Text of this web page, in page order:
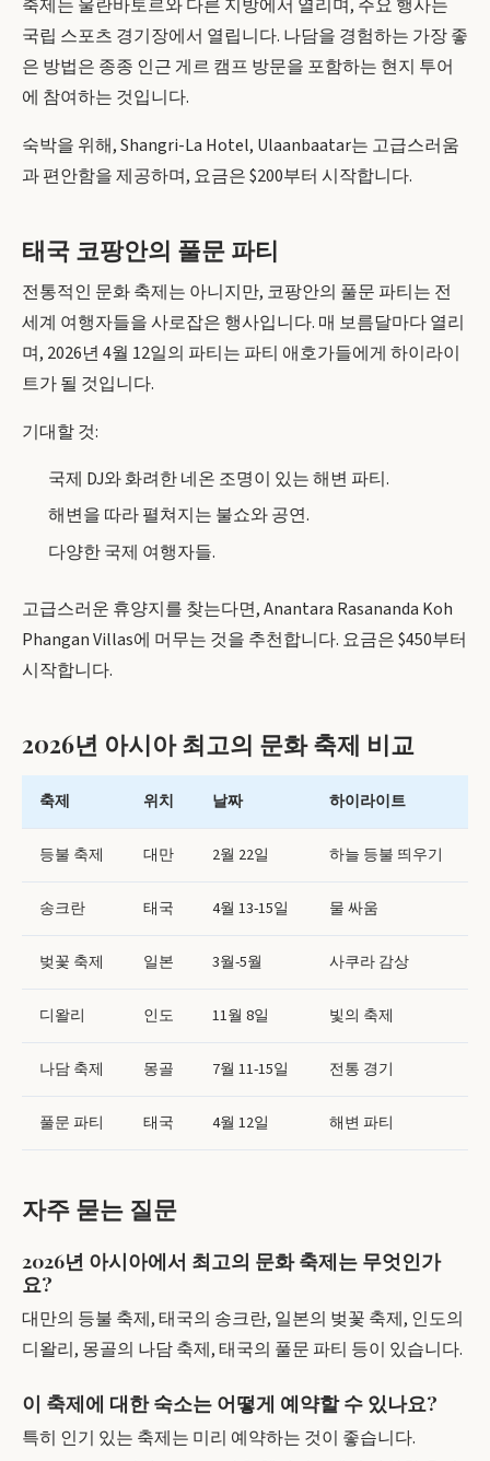
축제는 울란바토르와 다른 지방에서 열리며, 주요 행사는
국립 스포츠 경기장에서 열립니다. 나담을 경험하는 가장 좋
은 방법은 종종 인근 게르 캠프 방문을 포함하는 현지 투어
에 참여하는 것입니다.
숙박을 위해, Shangri-La Hotel, Ulaanbaatar는 고급스러움
과 편안함을 제공하며, 요금은 $200부터 시작합니다.
태국 코팡안의 풀문 파티
전통적인 문화 축제는 아니지만, 코팡안의 풀문 파티는 전
세계 여행자들을 사로잡은 행사입니다. 매 보름달마다 열리
며, 2026년 4월 12일의 파티는 파티 애호가들에게 하이라이
트가 될 것입니다.
기대할 것:
국제 DJ와 화려한 네온 조명이 있는 해변 파티.
해변을 따라 펼쳐지는 불쇼와 공연.
다양한 국제 여행자들.
고급스러운 휴양지를 찾는다면, Anantara Rasananda Koh
Phangan Villas에 머무는 것을 추천합니다. 요금은 $450부터
시작합니다.
2026년 아시아 최고의 문화 축제 비교
축제 위치 날짜 하이라이트
등불 축제 대만 2월 22일 하늘 등불 띄우기
송크란 태국 4월 13-15일 물 싸움
벚꽃 축제 일본 3월-5월 사쿠라 감상
디왈리 인도 11월 8일 빛의 축제
나담 축제 몽골 7월 11-15일 전통 경기
풀문 파티 태국 4월 12일 해변 파티
자주 묻는 질문
2026년 아시아에서 최고의 문화 축제는 무엇인가
요?
대만의 등불 축제, 태국의 송크란, 일본의 벚꽃 축제, 인도의
디왈리, 몽골의 나담 축제, 태국의 풀문 파티 등이 있습니다.
이 축제에 대한 숙소는 어떻게 예약할 수 있나요?
특히 인기 있는 축제는 미리 예약하는 것이 좋습니다.